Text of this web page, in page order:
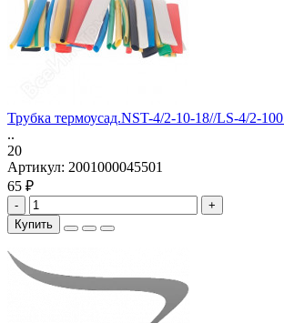
Трубка термоусад.NST-4/2-10-18//LS-4/2-100
..
20
Артикул: 2001000045501
65 ₽
-
+
Купить